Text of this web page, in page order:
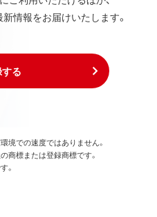
情報をお届けいたします。
る
境での速度ではありません。
商標または登録商標です。
。